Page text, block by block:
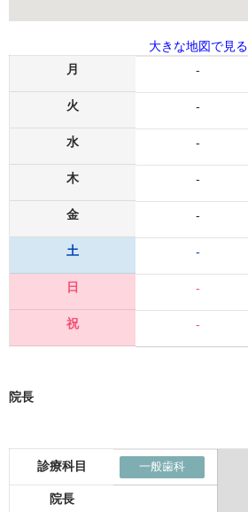
大きな地図で見る
月
火
水
木
金
土
日
祝
-
-
-
-
-
-
-
-
院長
診療科目 一般歯科
院長